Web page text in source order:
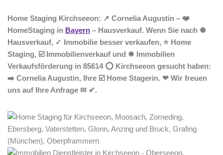
Home Staging Kirchseeon: ↗️ Cornelia Augustin – ❤️
HomeStaging in Bayern – Hausverkauf. Wenn Sie nach ✺
Hausverkauf, ✓ Immobilie besser verkaufen, ⭐ Home
Staging, ☑️ Immobilienverkauf und ✹ Immobilien
Verkaufsförderung in 85614 ⭕ Kirchseeon gesucht haben:
➡️ Cornelia Augustin, Ihre ☑️ Home Stagerin. ❤ Wir freuen
uns auf Ihre Anfrage ✉ ✔.